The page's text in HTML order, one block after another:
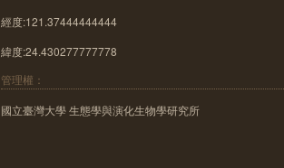
經度:121.37444444444
緯度:24.430277777778
管理權：
國立臺灣大學 生態學與演化生物學研究所